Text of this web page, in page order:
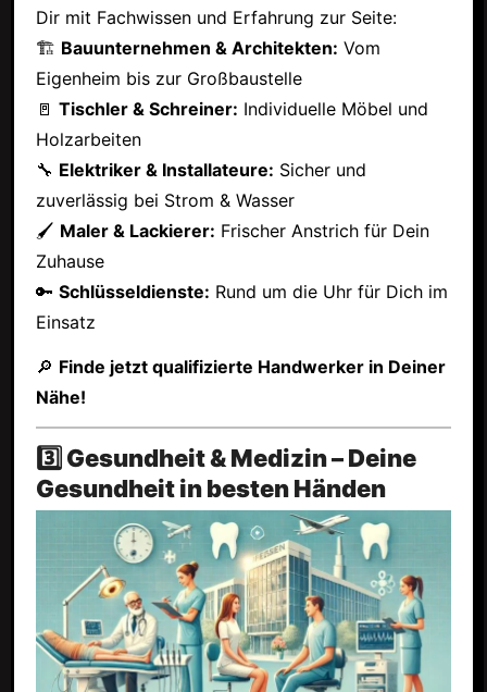
Dir mit Fachwissen und Erfahrung zur Seite:
🏗 Bauunternehmen & Architekten: Vom
Eigenheim bis zur Großbaustelle
🚪 Tischler & Schreiner: Individuelle Möbel und
Holzarbeiten
🔧 Elektriker & Installateure: Sicher und
zuverlässig bei Strom & Wasser
🖌 Maler & Lackierer: Frischer Anstrich für Dein
Zuhause
🔑 Schlüsseldienste: Rund um die Uhr für Dich im
Einsatz
🔎 Finde jetzt qualifizierte Handwerker in Deiner
Nähe!
3️⃣ Gesundheit & Medizin – Deine
Gesundheit in besten Händen